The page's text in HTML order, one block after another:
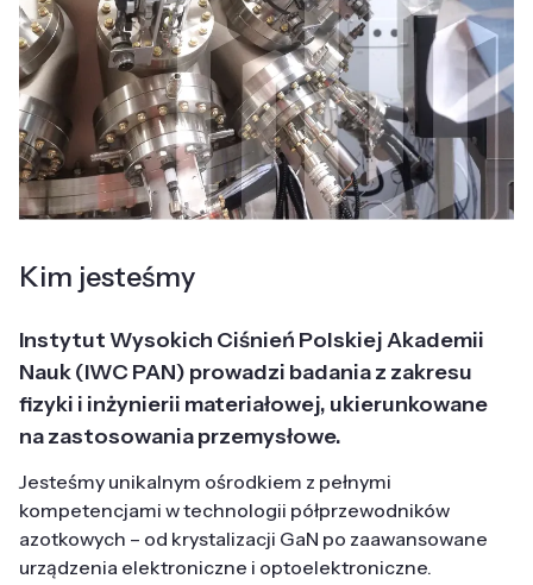
Kim jesteśmy
Instytut Wysokich Ciśnień Polskiej Akademii
Nauk (IWC PAN) prowadzi badania z zakresu
fizyki i inżynierii materiałowej, ukierunkowane
na zastosowania przemysłowe.
Jesteśmy unikalnym ośrodkiem z pełnymi
kompetencjami w technologii półprzewodników
azotkowych – od krystalizacji GaN po zaawansowane
urządzenia elektroniczne i optoelektroniczne.